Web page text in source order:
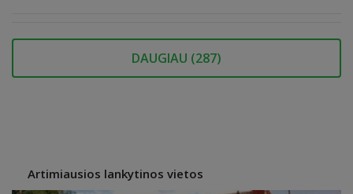
DAUGIAU (287)
Artimiausios lankytinos vietos